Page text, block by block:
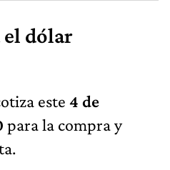
el dólar
este 4 de
para la compra y